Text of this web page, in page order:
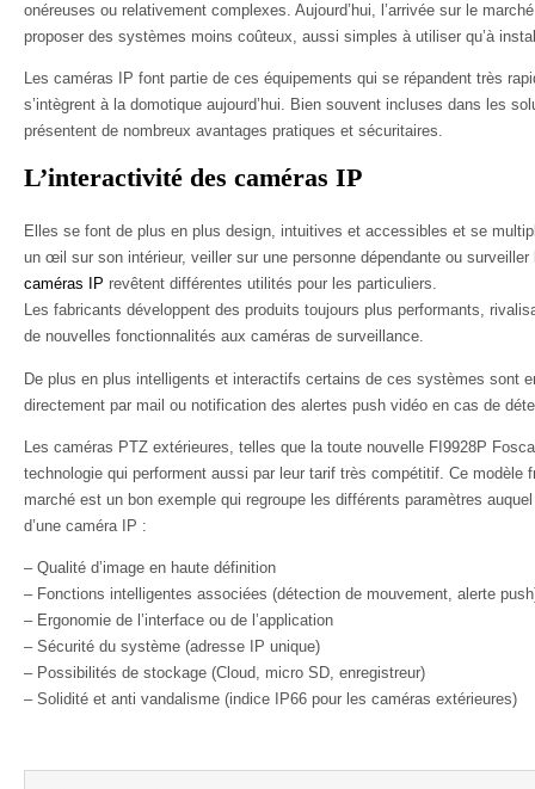
onéreuses ou relativement complexes. Aujourd’hui, l’arrivée sur le
proposer des systèmes moins coûteux, aussi simples à utiliser qu’à
Les caméras IP font partie de ces équipements qui se répandent très
s’intègrent à la domotique aujourd’hui. Bien souvent incluses dans les
présentent de nombreux avantages pratiques et sécuritaires.
L’interactivité des caméras IP
Elles se font de plus en plus design, intuitives et accessibles et se
un œil sur son intérieur, veiller sur une personne dépendante ou surveiller
caméras IP revêtent différentes utilités pour les particuliers.
Les fabricants développent des produits toujours plus performants,
de nouvelles fonctionnalités aux caméras de surveillance.
De plus en plus intelligents et interactifs certains de ces systèmes sont
directement par mail ou notification des alertes push vidéo en cas de
Les caméras PTZ extérieures, telles que la toute nouvelle FI9928P
technologie qui performent aussi par leur tarif très compétitif. Ce modèle
marché est un bon exemple qui regroupe les différents paramètres
d’une caméra IP :
– Qualité d’image en haute définition
– Fonctions intelligentes associées (détection de mouvement, alerte
– Ergonomie de l’interface ou de l’application
– Sécurité du système (adresse IP unique)
– Possibilités de stockage (Cloud, micro SD, enregistreur)
– Solidité et anti vandalisme (indice IP66 pour les caméras extérieures)